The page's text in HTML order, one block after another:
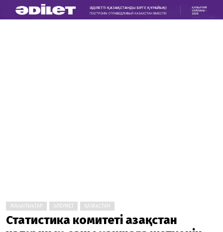
ЖАҢАЛЫҚТАР ӘЛЕУМЕТ ҚАЗАҚСТАН
Статистика комитеті Қазақстан